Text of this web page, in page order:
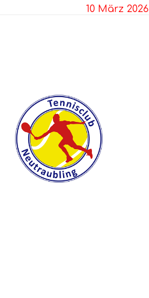
10 März 2026